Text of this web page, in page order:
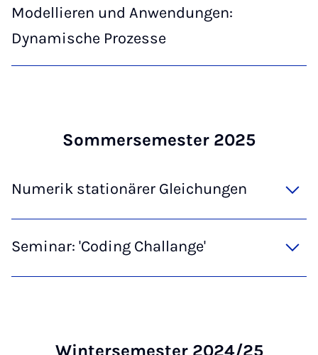
Modellieren und Anwendungen:
Dynamische Prozesse
Som­mersemester 2025
Numerik stationärer Gleichungen
Seminar: 'Coding Challange'
Win­tersemester 2024/25